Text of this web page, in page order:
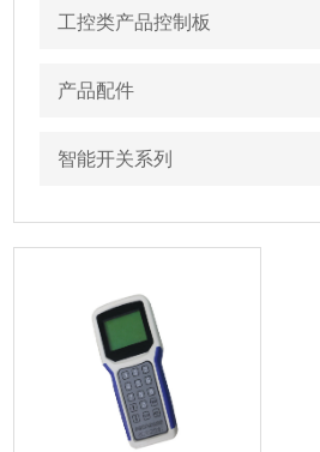
工控类产品控制板
产品配件
智能开关系列